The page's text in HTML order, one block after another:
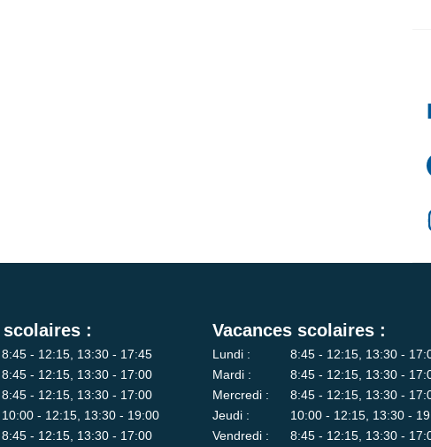
:
8:45 - 12:15, 13:30 - 17:45
8:45 - 12:15, 13:30 - 17:00
8:45 - 12:15, 13:30 - 17:00
10:00 - 12:15, 13:30 - 19:00
8:45 - 12:15, 13:30 - 17:00
Vacances scolaires :
Lundi :
8:45 - 12:15, 13:30 -
Mardi :
8:45 - 12:15, 13:30 -
Mercredi :
8:45 - 12:15, 13:30 -
Jeudi :
10:00 - 12:15, 13:30 -
Vendredi :
8:45 - 12:15, 13:30 -